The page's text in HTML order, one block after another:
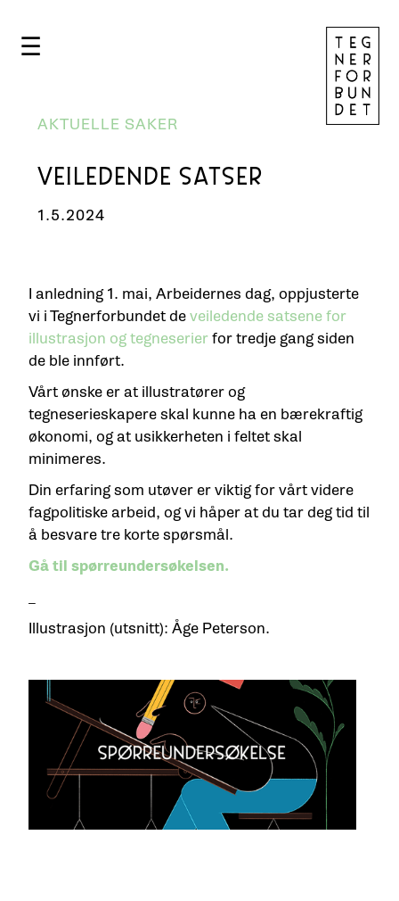
☰
AKTUELLE SAKER
VEILEDENDE SATSER
1.5.2024
I anledning 1. mai, Arbeidernes dag, oppjusterte
vi i Tegnerforbundet deveiledende satsene for
illustrasjon og tegneserierfor tredje gang siden
de ble innført.
Vårt ønske er at illustratører og
tegneserieskapere skal kunne ha en bærekraftig
økonomi, og at usikkerheten i feltet skal
minimeres.
Din erfaring som utøver er viktig for vårt videre
fagpolitiske arbeid, og vi håper at du tar deg tid til
å besvare tre korte spørsmål.
Gå til spørreundersøkelsen.
Illustrasjon (utsnitt): Åge Peterson.